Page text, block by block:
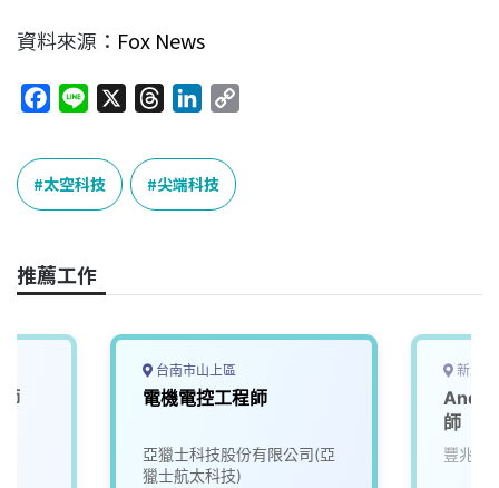
資料來源： Fox News
c
e
b
o
k
n
e
r
e
a
n
k
e
n
k
太空科技 尖端科技
推薦工作
台南市山上區
電機電控工程師
亞獵士科技股份有限公司(亞
獵士航太科技)
新北
師
豐兆航